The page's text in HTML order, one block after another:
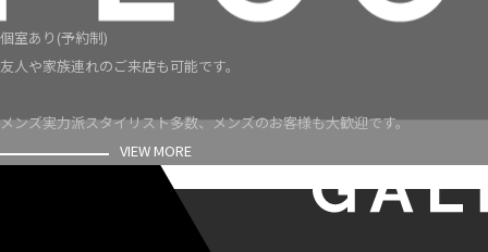
個室あり(予約制)
友人や家族連れのご来店も可能です。
メンズ実力派スタイリスト多数、メンズのお客様も大歓迎です。
VIEW MORE